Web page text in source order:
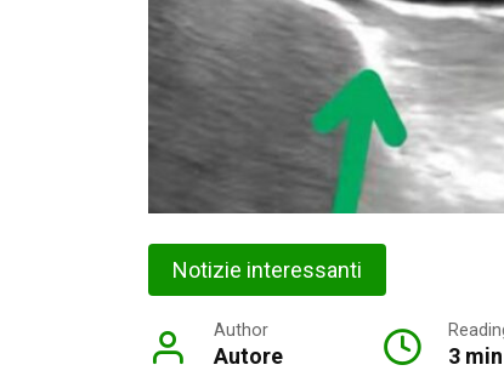
Notizie interessanti
Author
Autore 3 min